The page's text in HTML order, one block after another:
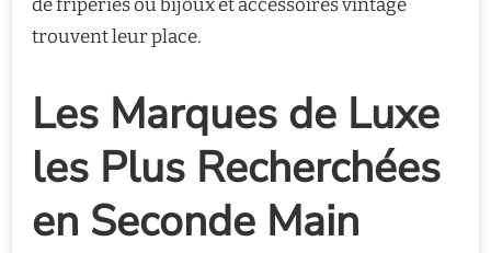
de friperies où bijoux et accessoires vintage
trouvent leur place.
Les Marques de Luxe
les Plus Recherchées
en Seconde Main